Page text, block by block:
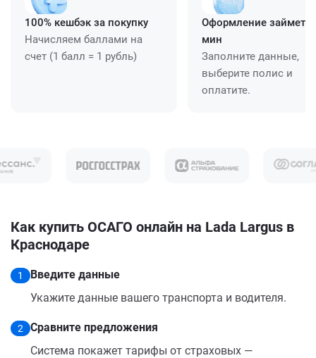
100% кешбэк за покупку
Начисляем баллами на
счет (1 балл = 1 рубль)
Оформление займет
мин
Заполните данные,
выберите полис и
оплатите.
Как купить ОСАГО онлайн на Lada Largus в
Краснодаре
1
Введите данные
Укажите данные вашего транспорта и водителя.
2
Сравните предложения
Система покажет тарифы от страховых —